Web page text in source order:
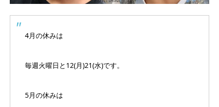
4月の休みは
毎週火曜日と12(月)21(水)です。
5月の休みは